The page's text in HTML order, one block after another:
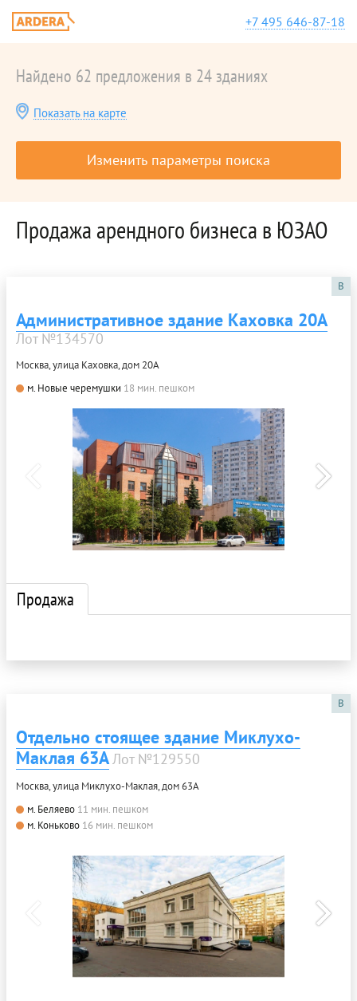
+7 495 646-87-18
Найдено 62 предложения в 24 зданиях
Показать на карте
Изменить параметры поиска
Продажа арендного бизнеса в ЮЗАО
B
Административное здание Каховка 20А
Лот №134570
Москва, улица Каховка, дом 20А
м. Новые черемушки 18 мин. пешком
Продажа
B
Отдельно стоящее здание Миклухо-
Маклая 63АЛот №129550
Москва, улица Миклухо-Маклая, дом 63А
м. Беляево 11 мин. пешком
м. Коньково 16 мин. пешком